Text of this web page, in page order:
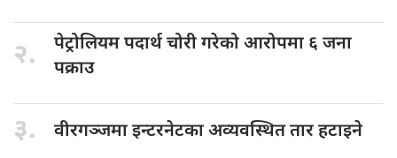
२. पेट्रोलियम पदार्थचोरी गरेको आरोपमा ६ जना
पक्राउ
३. वीरगञ्जमा इन्टरनेटकाअव्यवस्थित तार हटाइने